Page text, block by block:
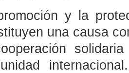
y la
una causa